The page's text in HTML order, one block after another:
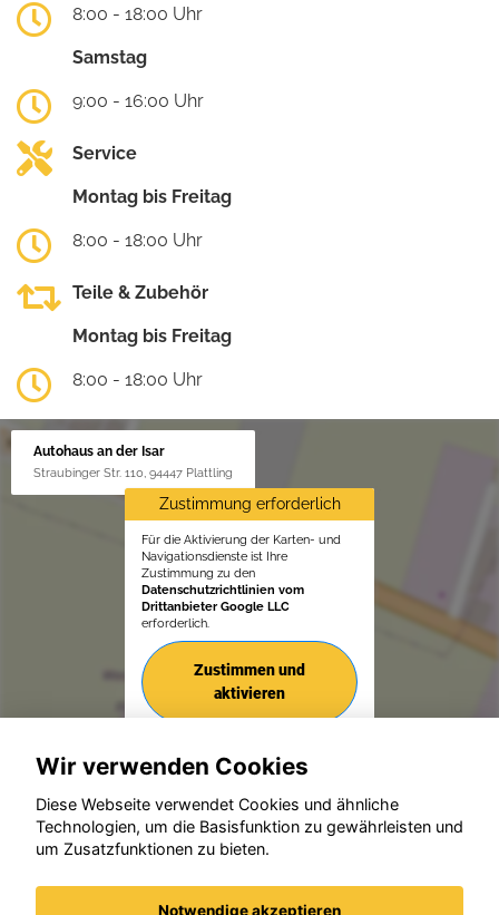
8:00 - 18:00 Uhr
Samstag
9:00 - 16:00 Uhr
Service
Montag bis Freitag
8:00 - 18:00 Uhr
Teile & Zubehör
Montag bis Freitag
8:00 - 18:00 Uhr
Autohaus an der Isar
Straubinger Str. 110, 94447 Plattling
Zustimmung erforderlich
Für die Aktivierung der Karten- und
Navigationsdienste ist Ihre
Zustimmung zu den
Datenschutzrichtlinien vom
Drittanbieter Google LLC
erforderlich.
Zustimmen und
aktivieren
© konjunkturmotor.de GmbH 2020 - 2026
Wir verwenden Cookies
Diese Webseite verwendet Cookies und ähnliche
Technologien, um die Basisfunktion zu gewährleisten und
um Zusatzfunktionen zu bieten.
Notwendige akzeptieren